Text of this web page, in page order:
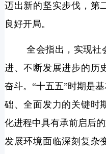
迈出新的坚实步伐，第
良好开局。
全会指出，实现社会
进、不断发展进步的历
奋斗。“十五五”时期是
础、全面发力的关键时
化进程中具有承前启后
发展环境面临深刻复杂